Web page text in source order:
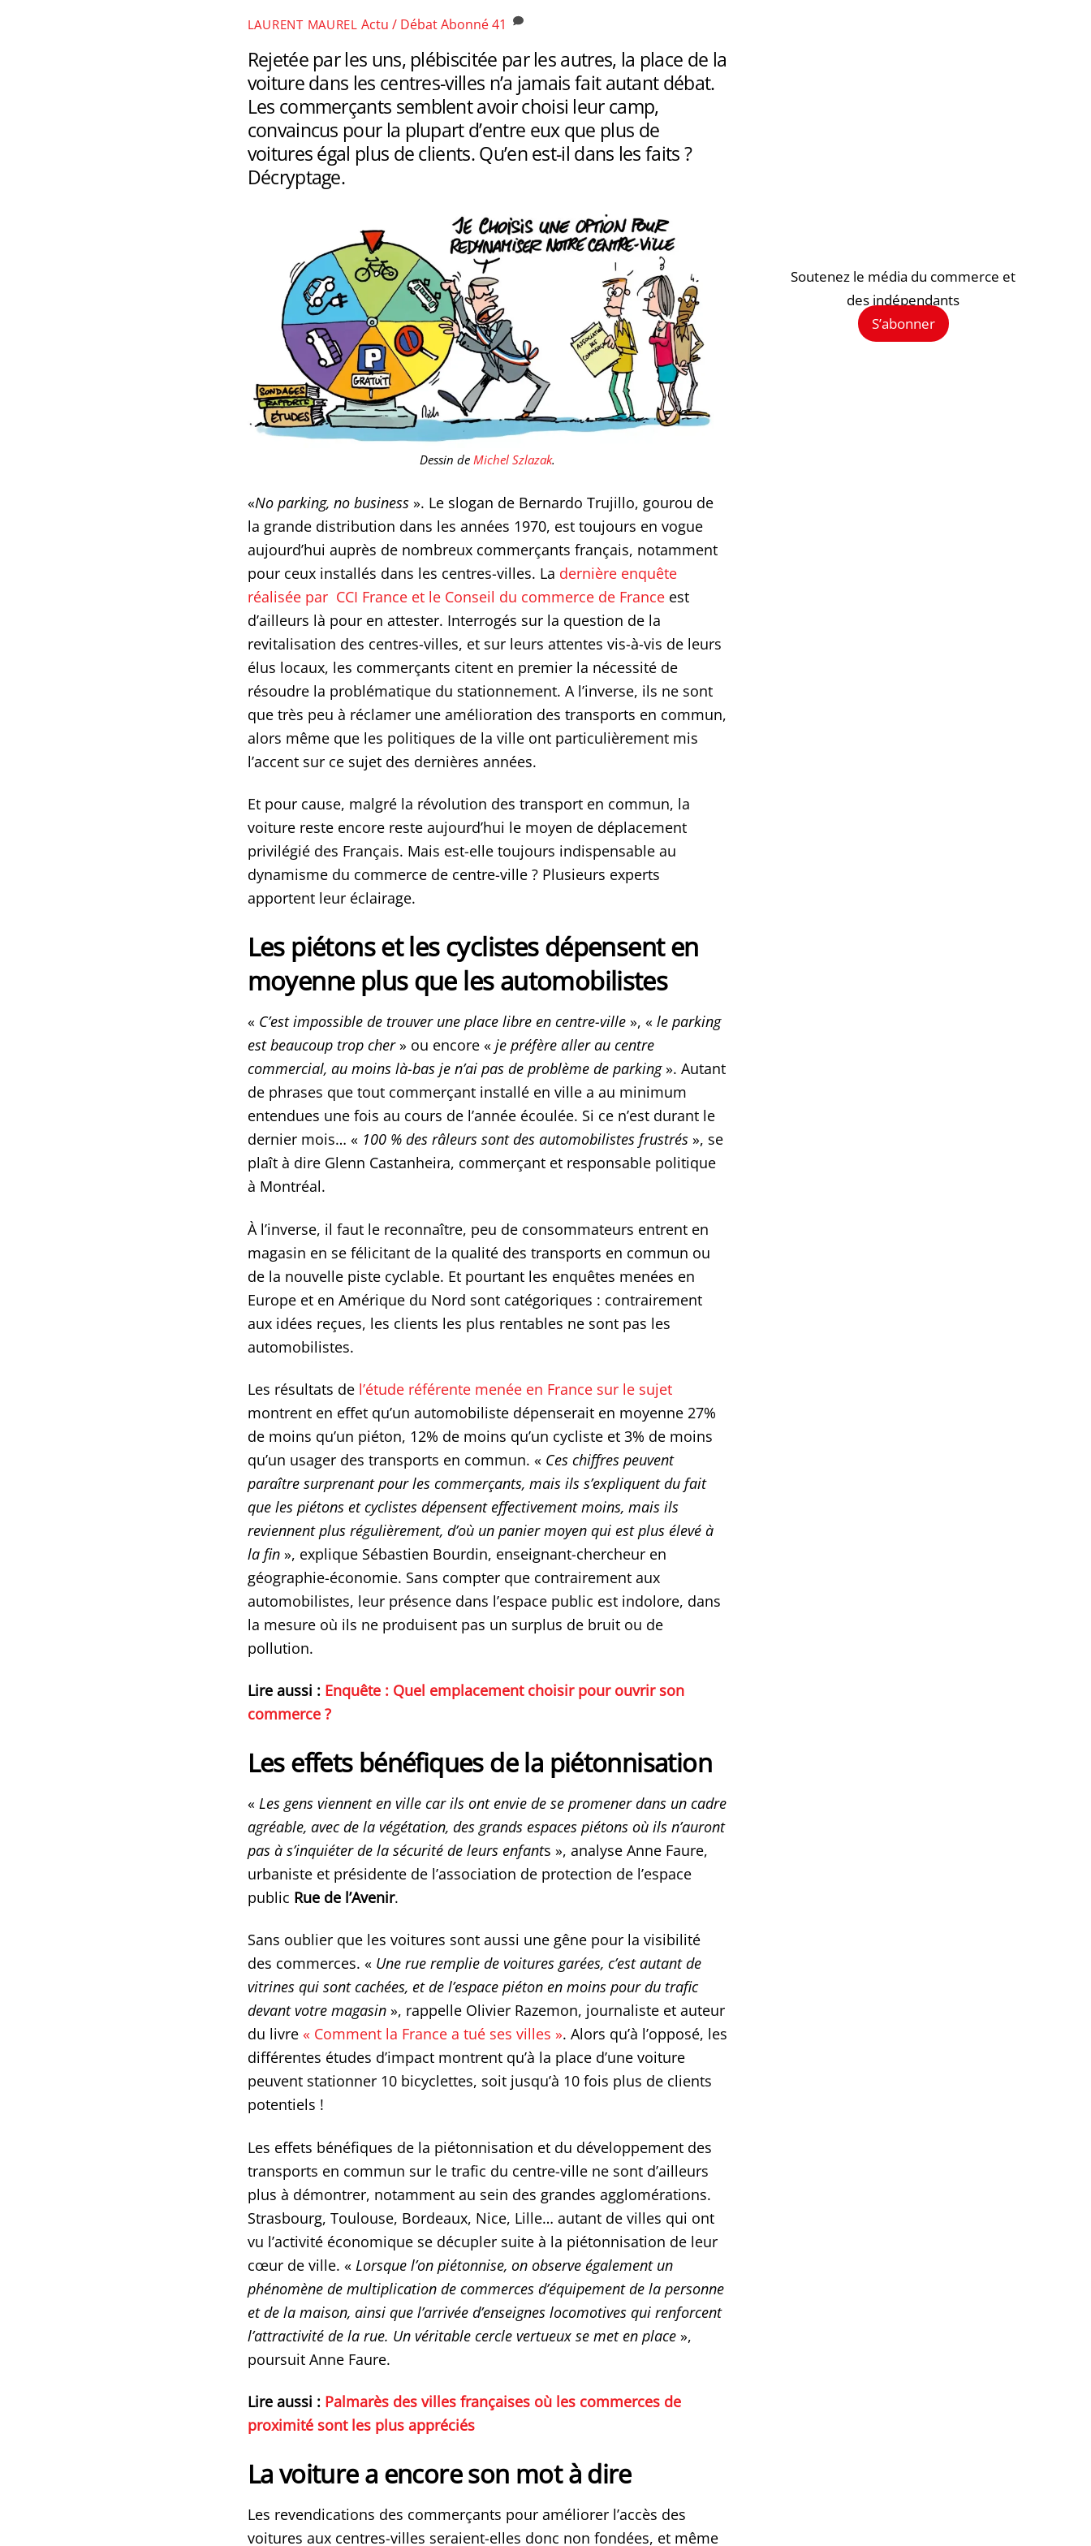
LAURENT MAUREL Actu / DébatAbonné41
Rejetée par les uns, plébiscitée par les autres, la place de la
voiture dans les centres-villes n’a jamais fait autant débat.
Les commerçants semblent avoir choisi leur camp,
convaincus pour la plupart d’entre eux que plus de
voitures égal plus de clients. Qu’en est-il dans les faits ?
Décryptage.
Dessin de Michel Szlazak.
«No parking, no business». Le slogan de Bernardo Trujillo, gourou de
la grande distribution dans les années 1970, est toujours en vogue
aujourd’hui auprès de nombreux commerçants français, notamment
pour ceux installés dans les centres-villes. La dernière enquête
réalisée par CCI France et le Conseil du commerce de Franceest
d’ailleurs là pour en attester. Interrogés sur la question de la
revitalisation des centres-villes, et sur leurs attentes vis-à-vis de leurs
élus locaux, les commerçants citent en premier la nécessité de
résoudre la problématique du stationnement. A l’inverse, ils ne sont
que très peu à réclamer une amélioration des transports en commun,
alors même que les politiques de la ville ont particulièrement mis
l’accent sur ce sujet des dernières années.
Et pour cause, malgré la révolution des transport en commun, la
voiture reste encore reste aujourd’hui le moyen de déplacement
privilégié des Français. Mais est-elle toujours indispensable au
dynamisme du commerce de centre-ville ? Plusieurs experts
apportent leur éclairage.
Les piétons et les cyclistes dépensent en
moyenne plus que les automobilistes
« C’est impossible de trouver une place libre en centre-ville», « le parking
est beaucoup trop cher» ou encore « je préfère aller au centre
commercial, au moins là-bas je n’ai pas de problème de parking». Autant
de phrases que tout commerçant installé en ville a au minimum
entendues une fois au cours de l’année écoulée. Si ce n’est durant le
dernier mois… « 100 % des râleurs sont des automobilistes frustrés», se
plaît à dire Glenn Castanheira, commerçant et responsable politique
à Montréal.
À l’inverse, il faut le reconnaître, peu de consommateurs entrent en
magasin en se félicitant de la qualité des transports en commun ou
de la nouvelle piste cyclable. Et pourtant les enquêtes menées en
Europe et en Amérique du Nord sont catégoriques : contrairement
aux idées reçues, les clients les plus rentables ne sont pas les
automobilistes.
Les résultats de l’étude référente menée en France sur le sujet
montrent en effet qu’un automobiliste dépenserait en moyenne 27%
de moins qu’un piéton, 12% de moins qu’un cycliste et 3% de moins
qu’un usager des transports en commun. « Ces chiffres peuvent
paraître surprenant pour les commerçants, mais ils s’expliquent du fait
que les piétons et cyclistes dépensent effectivement moins, mais ils
reviennent plus régulièrement, d’où un panier moyen qui est plus élevé à
la fin», explique Sébastien Bourdin, enseignant-chercheur en
géographie-économie. Sans compter que contrairement aux
automobilistes, leur présence dans l’espace public est indolore, dans
la mesure où ils ne produisent pas un surplus de bruit ou de
pollution.
Lire aussi : Enquête : Quel emplacement choisir pour ouvrir son
commerce ?
Les effets bénéfiques de la piétonnisation
« Les gens viennent en ville car ils ont envie de se promener dans un cadre
agréable, avec de la végétation, des grands espaces piétons où ils n’auront
pas à s’inquiéter de la sécurité de leurs enfants », analyse Anne Faure,
urbaniste et présidente de l’association de protection de l’espace
public Rue de l’Avenir.
Sans oublier que les voitures sont aussi une gêne pour la visibilité
des commerces. « Une rue remplie de voitures garées, c’est autant de
vitrines qui sont cachées, et de l’espace piéton en moins pour du trafic
devant votre magasin», rappelle Olivier Razemon, journaliste et auteur
du livre « Comment la France a tué ses villes ». Alors qu’à l’opposé, les
différentes études d’impact montrent qu’à la place d’une voiture
peuvent stationner 10 bicyclettes, soit jusqu’à 10 fois plus de clients
potentiels !
Les effets bénéfiques de la piétonnisation et du développement des
transports en commun sur le trafic du centre-ville ne sont d’ailleurs
plus à démontrer, notamment au sein des grandes agglomérations.
Strasbourg, Toulouse, Bordeaux, Nice, Lille… autant de villes qui ont
vu l’activité économique se décupler suite à la piétonnisation de leur
cœur de ville. « Lorsque l’on piétonnise, on observe également un
phénomène de multiplication de commerces d’équipement de la personne
et de la maison, ainsi que l’arrivée d’enseignes locomotives qui renforcent
l’attractivité de la rue. Un véritable cercle vertueux se met en place»,
poursuit Anne Faure.
Lire aussi : Palmarès des villes françaises où les commerces de
proximité sont les plus appréciés
La voiture a encore son mot à dire
Les revendications des commerçants pour améliorer l’accès des
voitures aux centres-villes seraient-elles donc non fondées, et même
Soutenez le média du commerce et
des indépendants
S’abonner